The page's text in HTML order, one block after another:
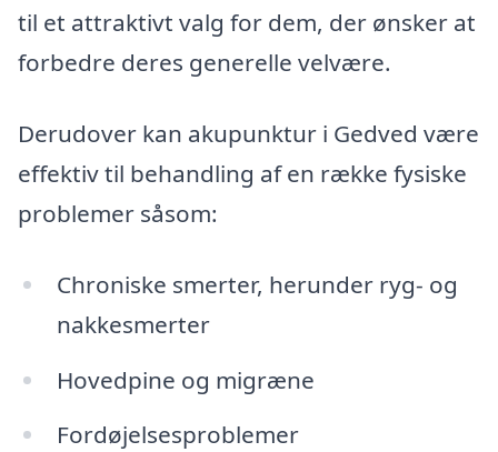
til et attraktivt valg for dem, der ønsker at
forbedre deres generelle velvære.
Derudover kan akupunktur i Gedved være
effektiv til behandling af en række fysiske
problemer såsom:
Chroniske smerter, herunder ryg- og
nakkesmerter
Hovedpine og migræne
Fordøjelsesproblemer